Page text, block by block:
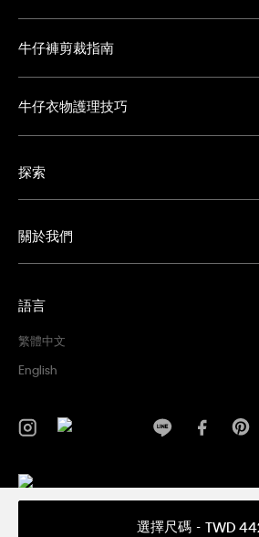
選擇尺碼 TWD
牛仔褲剪裁指南
牛仔衣物護理技巧
探索
關於我們
語言
繁體中文
English
條款及細則